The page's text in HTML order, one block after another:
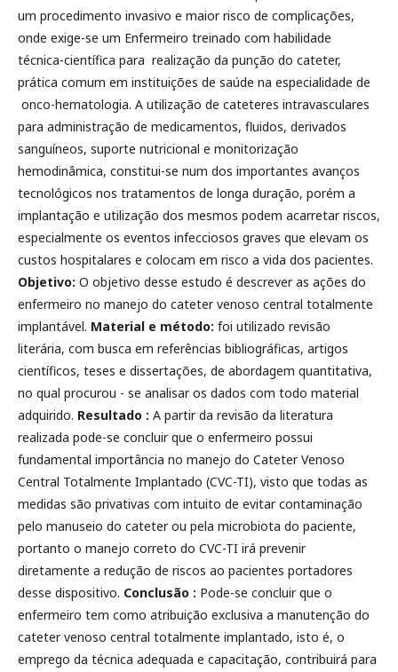
um procedimento invasivo e maior risco de complicações,
onde exige-se um Enfermeiro treinado com habilidade
técnica-científica para realização da punção do cateter,
prática comum em instituições de saúde na especialidade de
onco-hematologia. A utilização de cateteres intravasculares
para administração de medicamentos, fluidos, derivados
sanguíneos, suporte nutricional e monitorização
hemodinâmica, constitui-se num dos importantes avanços
tecnológicos nos tratamentos de longa duração, porém a
implantação e utilização dos mesmos podem acarretar riscos,
especialmente os eventos infecciosos graves que elevam os
custos hospitalares e colocam em risco a vida dos pacientes.
Objetivo: O objetivo desse estudo é descrever as ações do
enfermeiro no manejo do cateter venoso central totalmente
implantável. Material e método: foi utilizado revisão
literária, com busca em referências bibliográficas, artigos
científicos, teses e dissertações, de abordagem quantitativa,
no qual procurou - se analisar os dados com todo material
adquirido. Resultado : A partir da revisão da literatura
realizada pode-se concluir que o enfermeiro possui
fundamental importância no manejo do Cateter Venoso
Central Totalmente Implantado (CVC-TI), visto que todas as
medidas são privativas com intuito de evitar contaminação
pelo manuseio do cateter ou pela microbiota do paciente,
portanto o manejo correto do CVC-TI irá prevenir
diretamente a redução de riscos ao pacientes portadores
desse dispositivo. Conclusão : Pode-se concluir que o
enfermeiro tem como atribuição exclusiva a manutenção do
cateter venoso central totalmente implantado, isto é, o
emprego da técnica adequada e capacitação, contribuirá para